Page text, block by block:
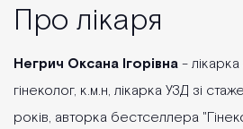
Про лікаря
Негрич Оксана Ігорівна-
гінеколог, к.м.н, лікарка УЗД зі
років, авторка бестселлера